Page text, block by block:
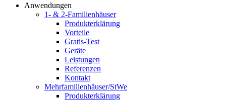
Anwendungen
1- & 2-Familienhäuser
Produkterklärung
Vorteile
Gratis-Test
Geräte
Leistungen
Referenzen
Kontakt
Mehrfamilienhäuser/StWe
Produkterklärung